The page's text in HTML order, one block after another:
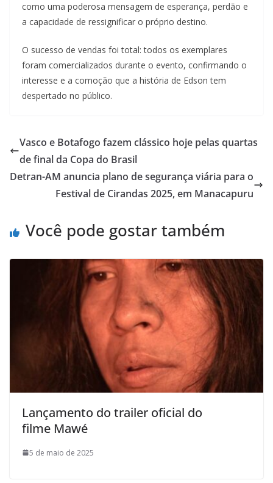
como uma poderosa mensagem de esperança, perdão e
a capacidade de ressignificar o próprio destino.
O sucesso de vendas foi total: todos os exemplares
foram comercializados durante o evento, confirmando o
interesse e a comoção que a história de Edson tem
despertado no público.
Vasco e Botafogo fazem clássico hoje pelas quartas
de final da Copa do Brasil
Detran-AM anuncia plano de segurança viária para o
Festival de Cirandas 2025, em Manacapuru
Você pode gostar também
Lançamento do trailer oficial do
filme Mawé
5 de maio de 2025